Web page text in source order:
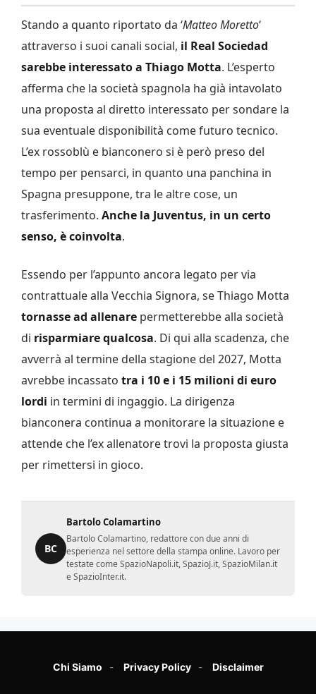
Stando a quanto riportato da ‘Matteo Moretto‘
attraverso i suoi canali social, il Real Sociedad
sarebbe interessato a Thiago Motta. L’esperto
afferma che la società spagnola ha già intavolato
una proposta al diretto interessato per sondare la
sua eventuale disponibilità come futuro tecnico.
L’ex rossoblù e bianconero si è però preso del
tempo per pensarci, in quanto una panchina in
Spagna presuppone, tra le altre cose, un
trasferimento. Anche la Juventus, in un certo
senso, è coinvolta.
Essendo per l’appunto ancora legato per via
contrattuale alla Vecchia Signora, se Thiago Motta
tornasse ad allenare permetterebbe alla società
di risparmiare qualcosa. Di qui alla scadenza, che
avverrà al termine della stagione del 2027, Motta
avrebbe incassato tra i 10 e i 15 milioni di euro
lordi in termini di ingaggio. La dirigenza
bianconera continua a monitorare la situazione e
attende che l’ex allenatore trovi la proposta giusta
per rimettersi in gioco.
BC
Bartolo Colamartino
Bartolo Colamartino, redattore con due anni di
esperienza nel settore della stampa online. Lavoro per
testate come SpazioNapoli.it, SpazioJ.it, SpazioMilan.it
e SpazioInter.it.
Chi Siamo Privacy Policy Disclaimer